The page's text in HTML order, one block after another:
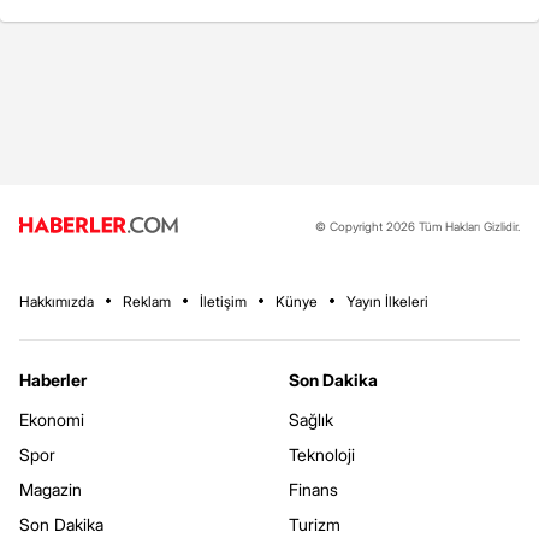
© Copyright 2026 Tüm Hakları Gizlidir.
Hakkımızda Reklam İletişim Künye Yayın İlkeleri
Haberler
Ekonomi
Spor
Magazin
Son Dakika
Son Dakika
Sağlık
Teknoloji
Finans
Turizm